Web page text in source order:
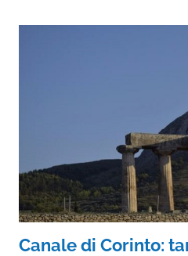
Canale di Corinto: